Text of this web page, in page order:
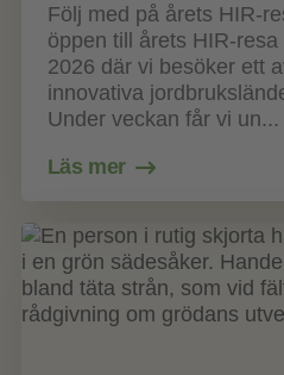
Följ med på årets HIR-
öppen till årets
2026 där vi besöker ett
innovativa
Under veckan får vi un...
Läs mer